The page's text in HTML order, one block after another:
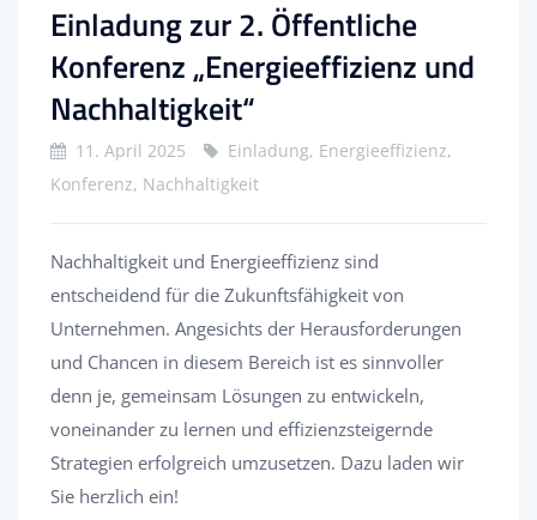
Einladung zur 2. Öffentliche
Konferenz „Energieeffizienz und
Nachhaltigkeit“
11. April 2025
Einladung, Energieeffizienz,
Konferenz, Nachhaltigkeit
Nachhaltigkeit und Energieeffizienz sind
entscheidend für die Zukunftsfähigkeit von
Unternehmen. Angesichts der Herausforderungen
und Chancen in diesem Bereich ist es sinnvoller
denn je, gemeinsam Lösungen zu entwickeln,
voneinander zu lernen und effizienzsteigernde
Strategien erfolgreich umzusetzen. Dazu laden wir
Sie herzlich ein!